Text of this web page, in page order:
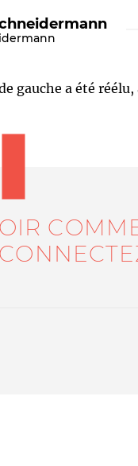
gauche a été réélu,